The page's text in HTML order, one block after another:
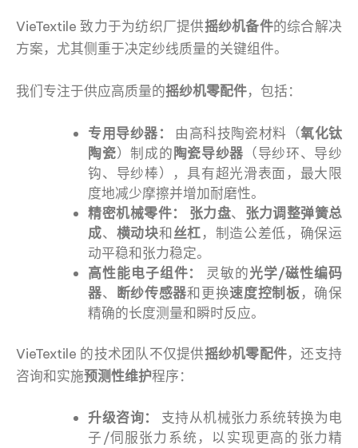
VieTextile 致力于为纺织厂提供摇纱机备件的综合解决
方案，尤其侧重于决定纱线质量的关键组件。
我们专注于供应高质量的摇纱机零配件，包括：
专用导纱器： 由高科技陶瓷材料（氧化钛
陶瓷）制成的陶瓷导纱器 （导纱环、导纱
钩、导纱棒），具有超光滑表面，最大限
度地减少摩擦并增加耐磨性。
精密机械零件：
张力盘、 张力调整弹簧总
成、 横动块和丝杠，制造公差低，确保运
动平稳和张力稳定。
高性能电子组件：
灵敏的光学/磁性编码
器、 断纱传感器和更换速度控制板 ，确保
精确的长度测量和瞬时反应。
VieTextile 的技术团队不仅提供摇纱机零配件，还支持
咨询和实施预测性维护程序：
升级咨询：
支持从机械张力系统转换为电
子/伺服张力系统，以实现更高的张力精